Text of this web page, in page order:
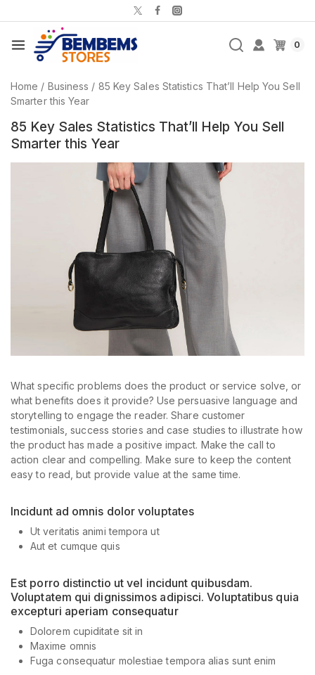
0
Home / Business / 85 Key Sales Statistics That’ll Help You Sell
Smarter this Year
85 Key Sales Statistics That’ll Help You Sell
Smarter this Year
What specific problems does the product or service solve, or
what benefits does it provide? Use persuasive language and
storytelling to engage the reader. Share customer
testimonials, success stories and case studies to illustrate how
the product has made a positive impact. Make the call to
action clear and compelling. Make sure to keep the content
easy to read, but provide value at the same time.
Incidunt ad omnis dolor voluptates
Ut veritatis animi tempora ut
Aut et cumque quis
Est porro distinctio ut vel incidunt quibusdam.
Voluptatem qui dignissimos adipisci. Voluptatibus quia
excepturi aperiam consequatur
Dolorem cupiditate sit in
Maxime omnis
Fuga consequatur molestiae tempora alias sunt enim